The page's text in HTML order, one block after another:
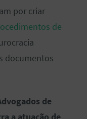
por criar
de
documentos
de